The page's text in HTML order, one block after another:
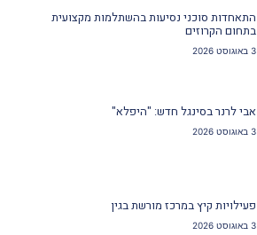
התאחדות סוכני נסיעות בהשתלמות מקצועית
בתחום הקרוזים
3 באוגוסט 2026
אבי לרנר בסינגל חדש: "היפלא"
3 באוגוסט 2026
פעילויות קיץ במרכז מורשת בגין
3 באוגוסט 2026